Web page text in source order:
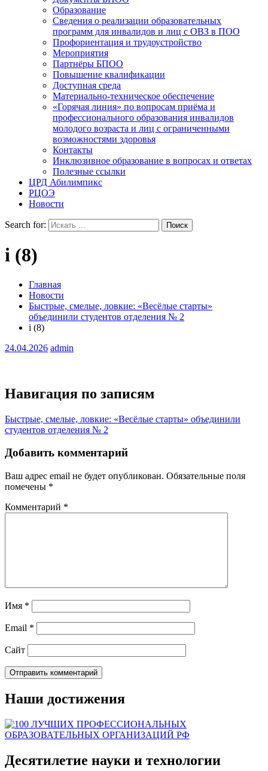
Образование
Сведения о реализации образовательных
программ для инвалидов и лиц с ОВЗ в ПОО
Профориентация и трудоустройство
Мероприятия
Партнёры БПОО
Повышение квалификации
Доступная среда
Материально-техническое обеспечение
«Горячая линия» по вопросам приёма и
профессионального образования инвалидов
молодого возраста и лиц с ограниченными
возможностями здоровья
Контакты
Инклюзивное образование в вопросах и ответах
Полезные ссылки
ЦРД Абилимпикс
РЦОЭ
Новости
Search for:
i (8)
Главная
Новости
Быстрые, смелые, ловкие: «Весёлые старты»
объединили студентов отделения № 2
i (8)
24.04.2026 admin
Навигация по записям
Быстрые, смелые, ловкие: «Весёлые старты» объединили
студентов отделения № 2
Добавить комментарий
Ваш адрес email не будет опубликован. Обязательные поля
помечены *
Комментарий *
Имя *
Email *
Сайт
Наши достижения
Десятилетие науки и технологии